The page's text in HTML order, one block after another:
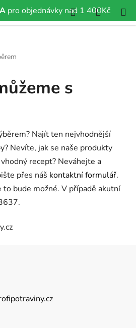
pro objednávky nad 1 400Kč
Hledat
KOŠÍK
s
Najít ten nejvhodnější
Nevíte, jak se naše produkty
recept? Neváhejte a
přes náš kontaktní formulář.
bude možné. V případě akutní